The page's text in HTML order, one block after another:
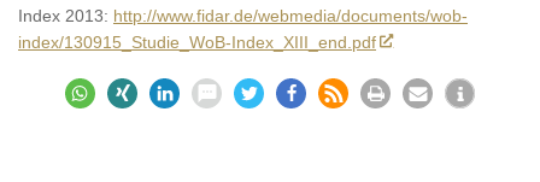
Index 2013: http://www.fidar.de/webmedia/documents/wob-
index/130915_ Studie_WoB-Index_XIII_end.pdf